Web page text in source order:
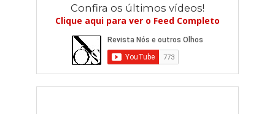
Confira os últimos vídeos!
Clique aqui para ver o Feed Completo